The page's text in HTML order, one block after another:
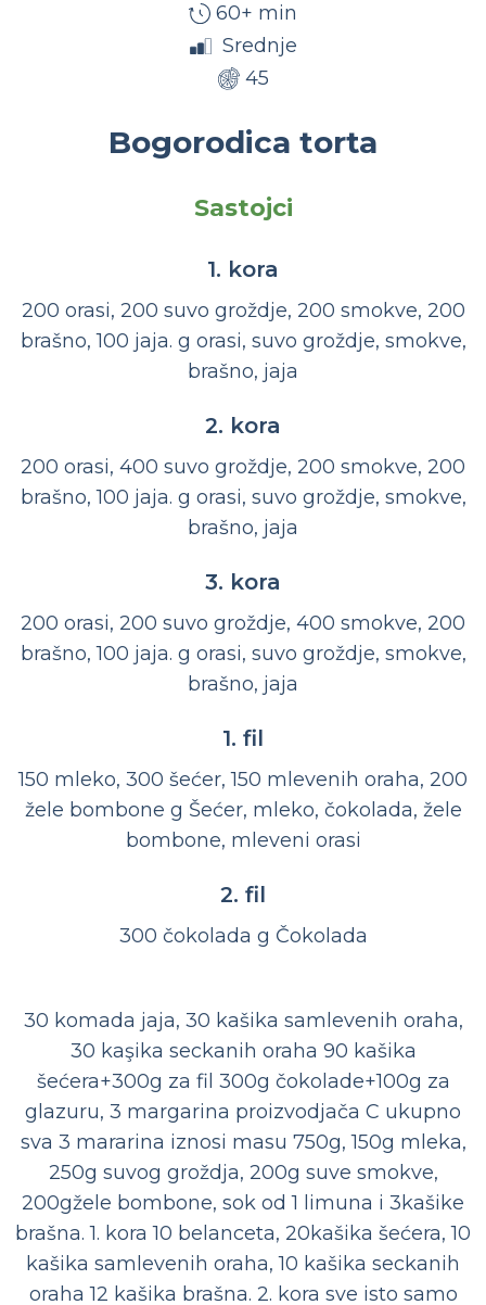
60+ min
Srednje
45
Bogorodica torta
Sastojci
1. kora
200 orasi, 200 suvo groždje, 200 smokve, 200
brašno, 100 jaja. g orasi, suvo groždje, smokve,
brašno, jaja
2. kora
200 orasi, 400 suvo groždje, 200 smokve, 200
brašno, 100 jaja. g orasi, suvo groždje, smokve,
brašno, jaja
3. kora
200 orasi, 200 suvo groždje, 400 smokve, 200
brašno, 100 jaja. g orasi, suvo groždje, smokve,
brašno, jaja
1. fil
150 mleko, 300 šećer, 150 mlevenih oraha, 200
žele bombone g Šećer, mleko, čokolada, žele
bombone, mleveni orasi
2. fil
300 čokolada g Čokolada
30 komada jaja, 30 kašika samlevenih oraha,
30 kaşika seckanih oraha 90 kašika
šećera+300g za fil 300g čokolade+100g za
glazuru, 3 margarina proizvodjača C ukupno
sva 3 mararina iznosi masu 750g, 150g mleka,
250g suvog groždja, 200g suve smokve,
200gžele bombone, sok od 1 limuna i 3kašike
brašna. 1. kora 10 belanceta, 20kašika šećera, 10
kašika samlevenih oraha, 10 kašika seckanih
oraha 12 kašika brašna. 2. kora sve isto samo